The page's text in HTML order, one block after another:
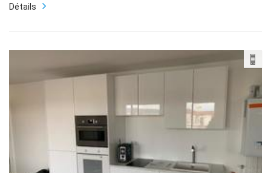
Détails